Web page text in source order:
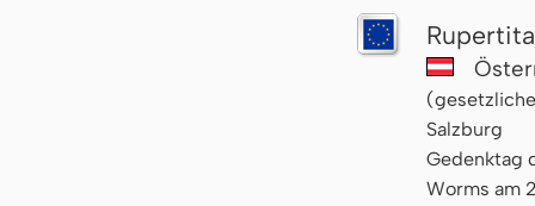
Salzburg
Gedenktag
Worms am